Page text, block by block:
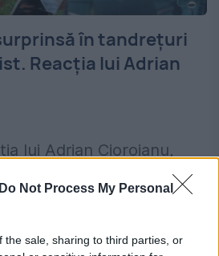
Do Not Process My Personal
the sale, sharing to third parties, or
în tandrețuri
Reacția lui Adrian
lui Adrian Cioroianu,
Naționale, a fost
un tânăr tenor. Cei doi
în timp ce se sărutau pe